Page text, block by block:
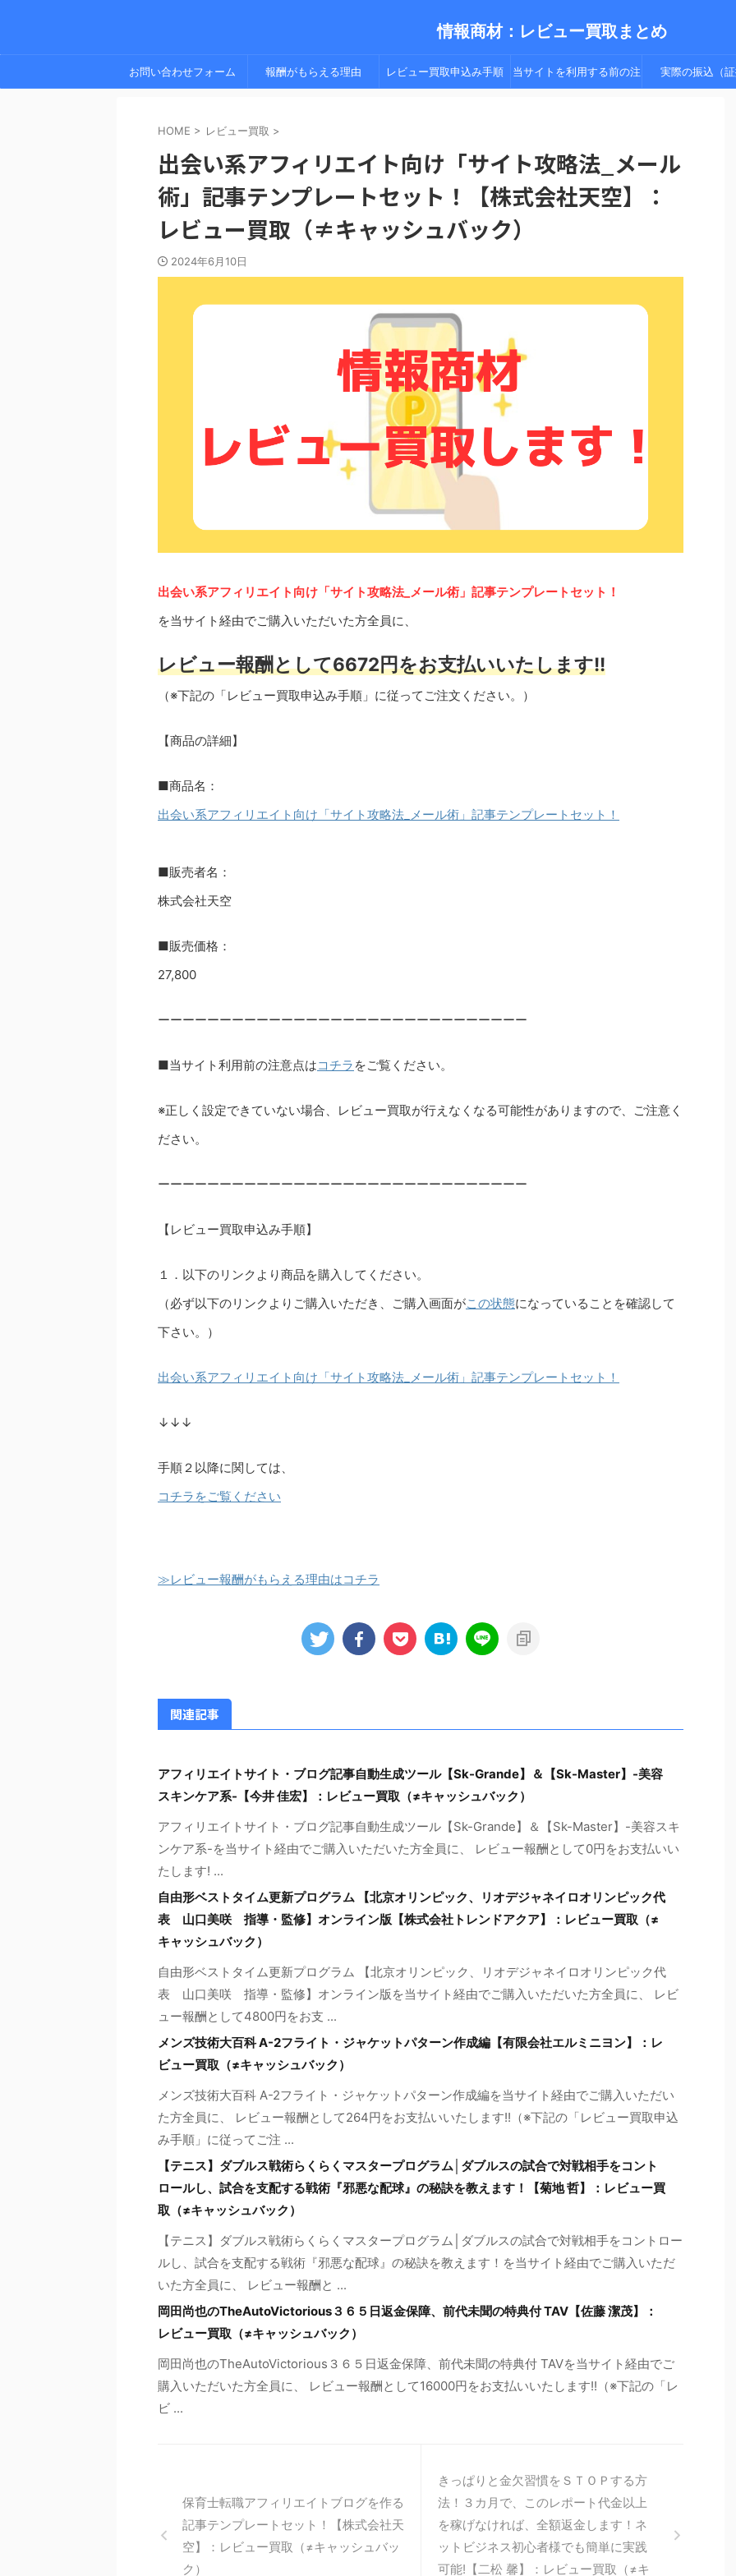
情報商材：レビュー買取まとめ
お問い合わせフォーム 報酬がもらえる理由 レビュー買取申込み手順 当サイトを利用する前の注 実際の振込（証
HOME > レビュー買取 >
出会い系アフィリエイト向け「サイト攻略法_メール
術」記事テンプレートセット！【株式会社天空】：
レビュー買取（≠キャッシュバック）
2024年6月10日
出会い系アフィリエイト向け「サイト攻略法_メール術」記事テンプレートセット！
を当サイト経由でご購入いただいた方全員に、
レビュー報酬として6672円をお支払いいたします!!
（※下記の「レビュー買取申込み手順」に従ってご注文ください。）
【商品の詳細】
■商品名：
出会い系アフィリエイト向け「サイト攻略法_メール術」記事テンプレートセット！
■販売者名：
株式会社天空
■販売価格：
27,800
ーーーーーーーーーーーーーーーーーーーーーーーーーーーーーー
■当サイト利用前の注意点はコチラ をご覧ください。
※正しく設定できていない場合、レビュー買取が行えなくなる可能性がありますので、ご注意く
ださい。
ーーーーーーーーーーーーーーーーーーーーーーーーーーーーーー
【レビュー買取申込み手順】
１．以下のリンクより商品を購入してください。
（必ず以下のリンクよりご購入いただき、ご購入画面がこの状態になっていることを確認して
下さい。）
出会い系アフィリエイト向け「サイト攻略法_メール術」記事テンプレートセット！
↓↓↓
手順２以降に関しては、
コチラをご覧ください
≫レビュー報酬がもらえる理由はコチラ
関連記事
アフィリエイトサイト・ブログ記事自動生成ツール【Sk-Grande】＆【Sk-Master】-美容
スキンケア系-【今井 佳宏】：レビュー買取（≠キャッシュバック）
アフィリエイトサイト・ブログ記事自動生成ツール【Sk-Grande】＆【Sk-Master】-美容スキ
ンケア系-を当サイト経由でご購入いただいた方全員に、 レビュー報酬として0円をお支払いい
たします! ...
自由形ベストタイム更新プログラム 【北京オリンピック、リオデジャネイロオリンピック代
表 山口美咲 指導・監修】オンライン版【株式会社トレンドアクア】：レビュー買取（≠
キャッシュバック）
自由形ベストタイム更新プログラム 【北京オリンピック、リオデジャネイロオリンピック代
表 山口美咲 指導・監修】オンライン版を当サイト経由でご購入いただいた方全員に、 レビ
ュー報酬として4800円をお支 ...
メンズ技術大百科 A-2フライト・ジャケットパターン作成編【有限会社エルミニヨン】：レ
ビュー買取（≠キャッシュバック）
メンズ技術大百科 A-2フライト・ジャケットパターン作成編を当サイト経由でご購入いただい
た方全員に、 レビュー報酬として264円をお支払いいたします!!（※下記の「レビュー買取申込
み手順」に従ってご注 ...
【テニス】ダブルス戦術らくらくマスタープログラム│ダブルスの試合で対戦相手をコント
ロールし、試合を支配する戦術『邪悪な配球』の秘訣を教えます！【菊地 哲】：レビュー買
取（≠キャッシュバック）
【テニス】ダブルス戦術らくらくマスタープログラム│ダブルスの試合で対戦相手をコントロー
ルし、試合を支配する戦術『邪悪な配球』の秘訣を教えます！を当サイト経由でご購入いただ
いた方全員に、 レビュー報酬と ...
岡田尚也のTheAutoVictorious３６５日返金保障、前代未聞の特典付 TAV【佐藤 潔茂】：
レビュー買取（≠キャッシュバック）
岡田尚也のTheAutoVictorious３６５日返金保障、前代未聞の特典付 TAVを当サイト経由でご
購入いただいた方全員に、 レビュー報酬として16000円をお支払いいたします!!（※下記の「レ
ビ ...
保育士転職アフィリエイトブログを作る
記事テンプレートセット！【株式会社天
空】：レビュー買取（≠キャッシュバッ
ク）
きっぱりと金欠習慣をＳＴＯＰする方
法！３カ月で、このレポート代金以上
を稼げなければ、全額返金します！ネ
ットビジネス初心者様でも簡単に実践
可能!【二松 馨】：レビュー買取（≠キ